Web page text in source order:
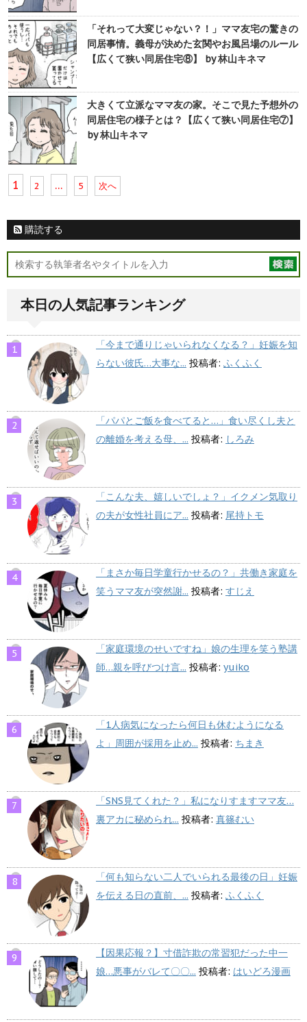
「それって大変じゃない？！」ママ友宅の驚きの
同居事情。義母が決めた玄関やお風呂場のルール
【広くて狭い同居住宅⑧】 by 林山キネマ
大きくて立派なママ友の家。そこで見た予想外の
同居住宅の様子とは？【広くて狭い同居住宅⑦】
by 林山キネマ
1 2 … 5 次へ
購読する
本日の人気記事ランキング
「今まで通りじゃいられなくなる？」妊娠を知
らない彼氏…大事な... 投稿者: ふくふく
「パパとご飯を食べてると…」食い尽くし夫と
の離婚を考える母、... 投稿者: しろみ
「こんな夫、嬉しいでしょ？」イクメン気取り
の夫が女性社員にア... 投稿者: 尾持トモ
「まさか毎日学童行かせるの？」共働き家庭を
笑うママ友が突然謝... 投稿者: すじえ
「家庭環境のせいですね」娘の生理を笑う塾講
師…親を呼びつけ言... 投稿者: yuiko
「1人病気になったら何日も休むようになる
よ」周囲が採用を止め... 投稿者: ちまき
「SNS見てくれた？」私になりすますママ友…
裏アカに秘められ... 投稿者: 真篠むい
「何も知らない二人でいられる最後の日」妊娠
を伝える日の直前、... 投稿者: ふくふく
【因果応報？】寸借詐欺の常習犯だった中一
娘…悪事がバレて〇〇... 投稿者: はいどろ漫画